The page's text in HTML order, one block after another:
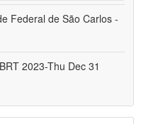
Federal de São Carlos -
2023-Thu Dec 31